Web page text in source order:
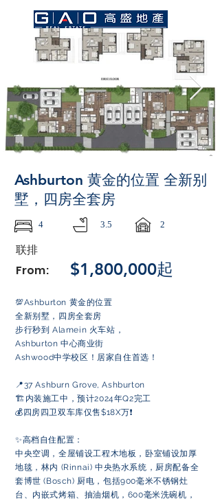
Ashburton 黄金的位置 全新别
墅，四房全套房
4 3.5 2
联排
$1,800,000起
From:
💯Ashburton 黄金的位置
全新别墅，四房全套房
步行秒到 Alamein 火车站，
Ashburton 中心商业街
Ashwood中学校区！居家自住首选！
📍37 Ashburn Grove, Ashburton
🏗内装施工中，预计2024年Q2完工
💰四房四卫双车库仅售$18X万❗️
✨高档自住配置：
中央空调，全屋铺设工程木地板，卧室铺设加厚
地毯，林内 (Rinnai) 中央热水系统，厨房配备全
套博世 (Bosch) 厨电，包括900毫米不锈钢灶
台、内嵌式烤箱、抽油烟机，600毫米洗碗机，